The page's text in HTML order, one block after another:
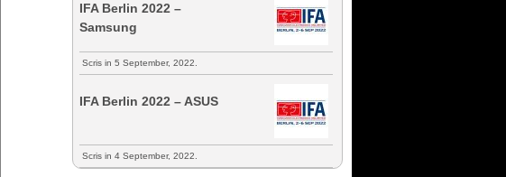
IFA Berlin 2022 –
Samsung
Scris in 5 September, 2022.
IFA Berlin 2022 – ASUS
Scris in 4 September, 2022.